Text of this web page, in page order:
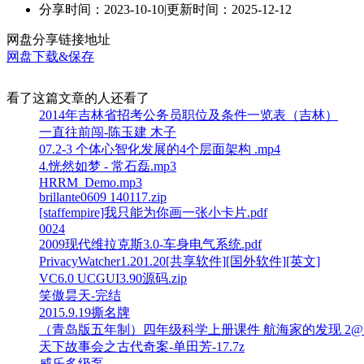
分享时间：2023-10-10|更新时间：2025-12-12
网盘分享链接地址
网盘下载&保存
看了这篇文章的人还看了
2014年吉林省招考公务员职位及条件一览表（吉林）
一直往前闯-陈玉建 木子
07.2-3 个体心智化发展的4个层面架构 .mp4
4.恍然如梦 - 常石磊.mp3
HRRM_Demo.mp3
brillante0609 140117.zip
[staffempire]我只能为你画一张小卡片.pdf
0024
2009现代维拉克斯3.0-车身电气系统.pdf
PrivacyWatcher1.201.20[共享软件][国外软件][英文]
VC6.0 UCGUI3.90源码.zip
笑傲昙天-完结
2015.9.19撕名牌
（青岛版五年制）四年级科学上册课件 航海家的发现
天下故事会之古代奇案-单田芳-17.7z